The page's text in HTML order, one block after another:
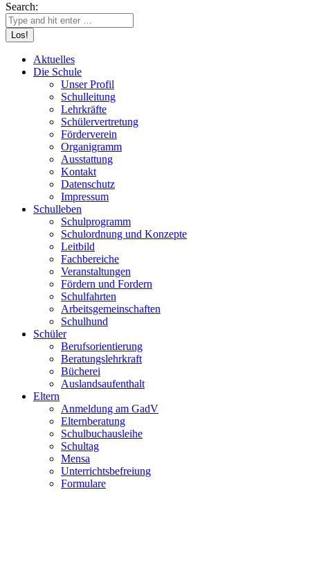
Search:
Aktuelles
Die Schule
Unser Profil
Schulleitung
Lehrkräfte
Schülervertretung
Förderverein
Organigramm
Ausstattung
Kontakt
Datenschutz
Impressum
Schulleben
Schulprogramm
Schulordnung und Konzepte
Leitbild
Fachbereiche
Veranstaltungen
Fördern und Fordern
Schulfahrten
Arbeitsgemeinschaften
Schulhund
Schüler
Berufsorientierung
Beratungslehrkraft
Bücherei
Auslandsaufenthalt
Eltern
Anmeldung am GadV
Elternberatung
Schulbuchausleihe
Schultag
Mensa
Unterrichtsbefreiung
Formulare